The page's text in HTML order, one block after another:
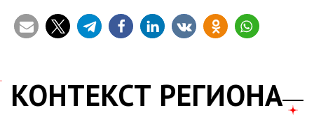
КОНТЕКСТ РЕГИОНА